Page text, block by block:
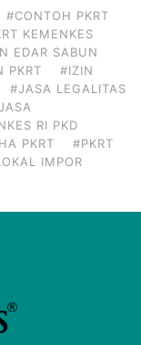
#CONTOH PKRT
KEMENKES
EDAR SABUN
PKRT
#IZIN
#JASA LEGALITAS
RI PKD
PKRT
#PKRT
IMPOR